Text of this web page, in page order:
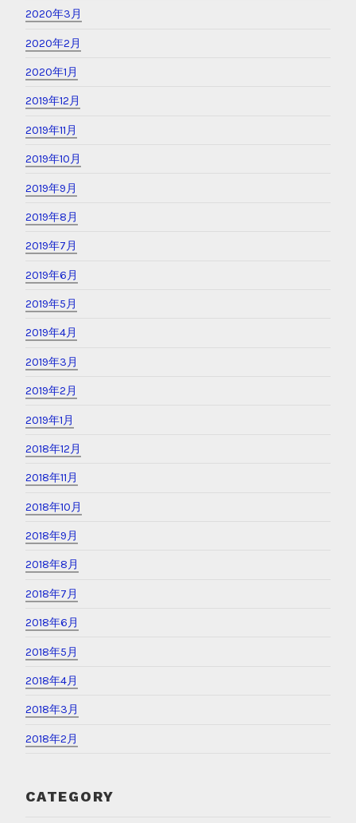
2020年3月
2020年2月
2020年1月
2019年12月
2019年11月
2019年10月
2019年9月
2019年8月
2019年7月
2019年6月
2019年5月
2019年4月
2019年3月
2019年2月
2019年1月
2018年12月
2018年11月
2018年10月
2018年9月
2018年8月
2018年7月
2018年6月
2018年5月
2018年4月
2018年3月
2018年2月
CATEGORY